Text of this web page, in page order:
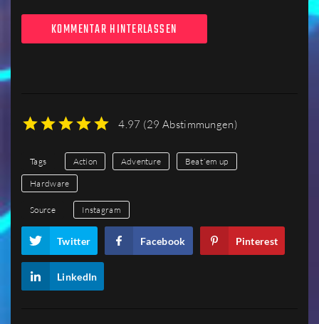
KOMMENTAR HINTERLASSEN
4.97 (29 Abstimmungen)
Tags Action Adventure Beat´em up
Hardware
Source Instagram
Twitter Facebook Pinterest
LinkedIn